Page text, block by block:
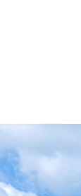
キ
ッ
プ
に
移
動